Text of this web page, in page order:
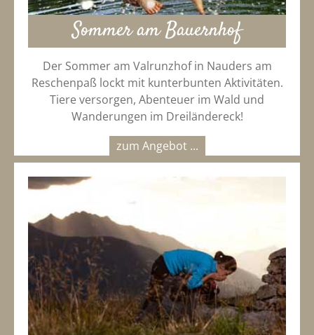
Sommer am Bauernhof
Der Sommer am Valrunzhof in Nauders am
Reschenpaß lockt mit kunterbunten Aktivitäten.
Tiere versorgen, Abenteuer im Wald und
Wanderungen im Dreiländereck!
zum Angebot ...